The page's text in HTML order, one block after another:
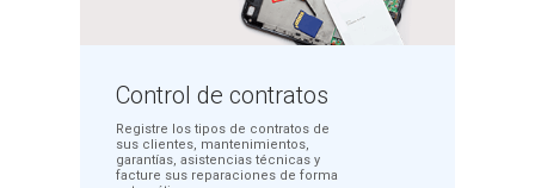
Control de contratos
Registre los tipos de contratos de
sus clientes, mantenimientos,
garantías, asistencias técnicas y
facture sus reparaciones de forma